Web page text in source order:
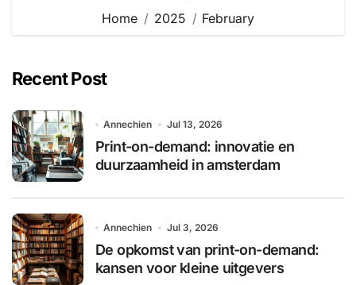
Home 2025 February
Recent Post
Annechien Jul 13, 2026
Print-on-demand: innovatie en
duurzaamheid in amsterdam
Annechien Jul 3, 2026
De opkomst van print-on-demand:
kansen voor kleine uitgevers